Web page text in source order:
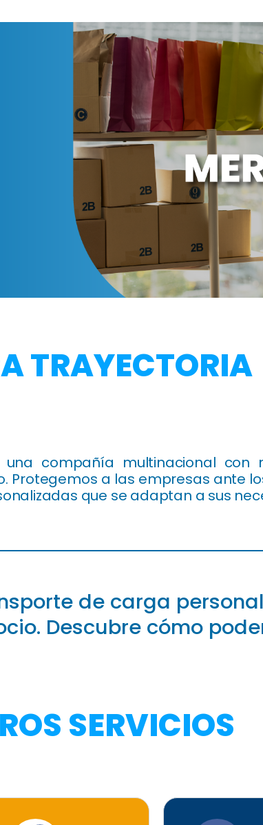
TRAYECTORIA
una compañía multinacional
Protegemos a las empresas ante
que se adaptan a sus
de carga
Descubre cómo
SERVICIOS